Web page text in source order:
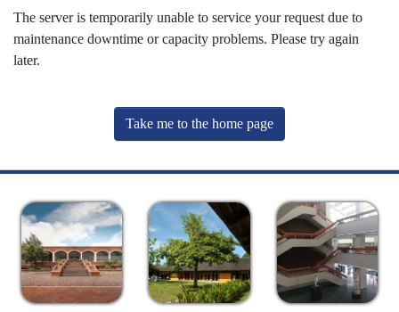
The server is temporarily unable to service your request due to
maintenance downtime or capacity problems. Please try again
later.
Take me to the home page